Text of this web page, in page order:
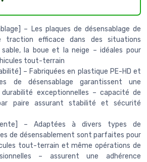
– Les plaques de désensablage de
traction efficace dans des situations
la boue et la neige – idéales pour
tout-terrain
– Fabriquées en plastique PE-HD et
de désensablage garantissent une
exceptionnelles – capacité de
paire assurant stabilité et sécurité
– Adaptées à divers types de
de désensablement sont parfaites pour
tout-terrain et même opérations de
– assurent une adhérence